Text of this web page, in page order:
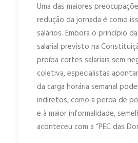
Uma das maiores
redução da jornada é como
salários. Embora o princípio
salarial previsto na
proíba cortes salariais sem
coletiva, especialistas
da carga horária semanal
indiretos, como a perda de
e à maior informalidade,
aconteceu com a “PEC das